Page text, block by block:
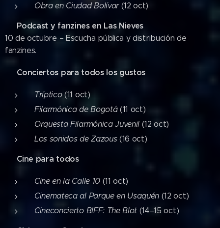
Obra en Ciudad Bolívar(12 oct)
Podcast y fanzines en Las Nieves
10 de octubre – Escucha pública y distribución de
fanzines.
Conciertos para todos los gustos
Tríptico(11 oct)
Filarmónica de Bogotá(11 oct)
Orquesta Filarmónica Juvenil (12 oct)
Los sonidos de Zazous(16 oct)
Cine para todos
Cine en la Calle 10(11 oct)
Cinemateca al Parque en Usaquén (12 oct)
Cineconcierto BIFF: The Blot (14–15 oct)